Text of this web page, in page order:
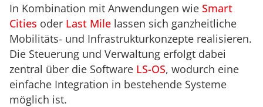
In Kombination mit Anwendungen wie Smart
Cities oder Last Mile lassen sich ganzheitliche
Mobilitäts- und Infrastrukturkonzepte realisieren.
Die Steuerung und Verwaltung erfolgt dabei
zentral über die Software LS-OS, wodurch eine
einfache Integration in bestehende Systeme
möglich ist.